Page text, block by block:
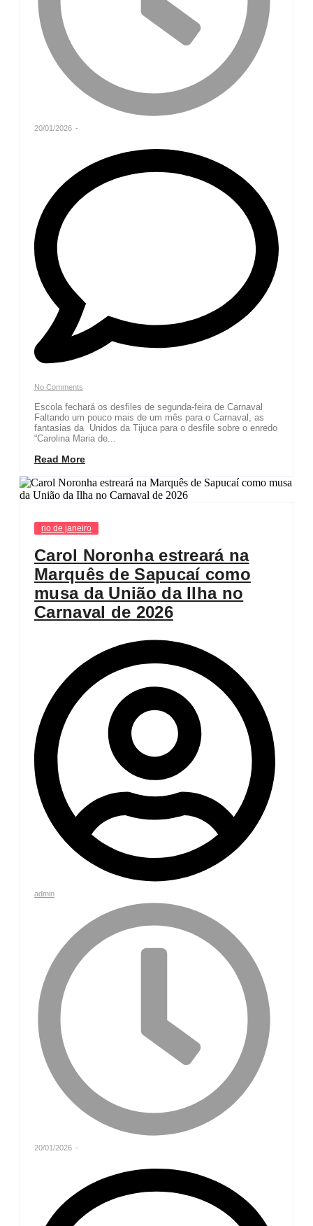
20/01/2026 -
No Comments
Escola fechará os desfiles de segunda-feira de Carnaval
Faltando um pouco mais de um mês para o Carnaval, as
fantasias da Unidos da Tijuca para o desfile sobre o enredo
“Carolina Maria de...
Read More
rio de janeiro
Carol Noronha estreará na
Marquês de Sapucaí como
musa da União da Ilha no
Carnaval de 2026
admin
20/01/2026 -